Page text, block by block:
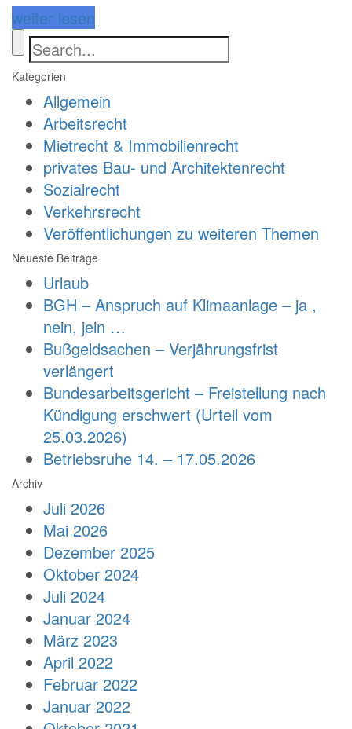
weiter lesen
Kategorien
Allgemein
Arbeitsrecht
Mietrecht & Immobilienrecht
privates Bau- und Architektenrecht
Sozialrecht
Verkehrsrecht
Veröffentlichungen zu weiteren Themen
Neueste Beiträge
Urlaub
BGH – Anspruch auf Klimaanlage – ja ,
nein, jein …
Bußgeldsachen – Verjährungsfrist
verlängert
Bundesarbeitsgericht – Freistellung nach
Kündigung erschwert (Urteil vom
25.03.2026)
Betriebsruhe 14. – 17.05.2026
Archiv
Juli 2026
Mai 2026
Dezember 2025
Oktober 2024
Juli 2024
Januar 2024
März 2023
April 2022
Februar 2022
Januar 2022